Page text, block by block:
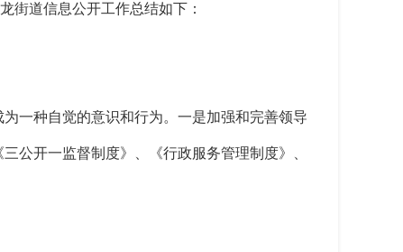
街道信息公开工作总结如下：
一种自觉的意识和行为。一是加强和完善领导
公开一监督制度》、《行政服务管理制度》、